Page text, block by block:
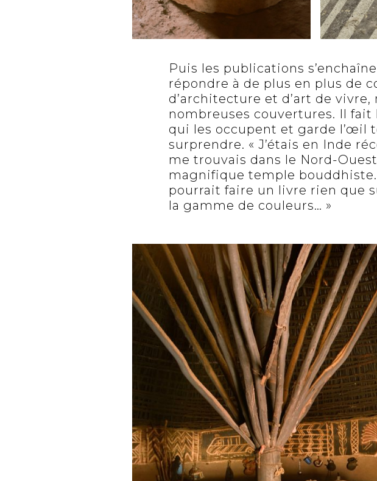
Puis les publications
répondre à de plus en plus de
d’architecture et d’art de
nombreuses couvertures. Il
qui les occupent et garde l’œil
surprendre. « J’étais en Inde
me trouvais dans le Nord-
magnifique temple
pourrait faire un livre rien que
la gamme de couleurs… »